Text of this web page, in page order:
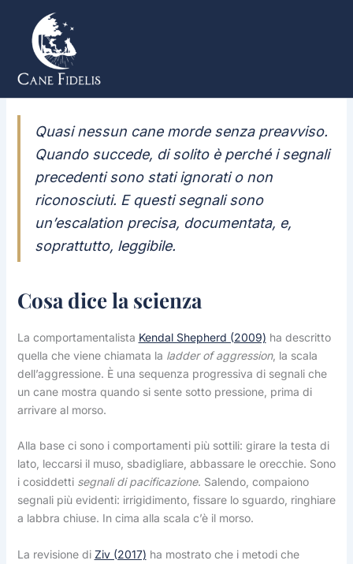
contenuto
Quasi nessun cane morde senza preavviso.
Quando succede, di solito è perché i segnali
precedenti sono stati ignorati o non
riconosciuti. E questi segnali sono
un’escalation precisa, documentata, e,
soprattutto, leggibile.
Cosa dice la scienza
La comportamentalista Kendal Shepherd (2009) ha descritto
quella che viene chiamata la ladder of aggression, la scala
dell’aggressione. È una sequenza progressiva di segnali che
un cane mostra quando si sente sotto pressione, prima di
arrivare al morso.
Alla base ci sono i comportamenti più sottili: girare la testa di
lato, leccarsi il muso, sbadigliare, abbassare le orecchie. Sono
i cosiddetti segnali di pacificazione. Salendo, compaiono
segnali più evidenti: irrigidimento, fissare lo sguardo, ringhiare
a labbra chiuse. In cima alla scala c’è il morso.
La revisione di Ziv (2017) ha mostrato che i metodi che